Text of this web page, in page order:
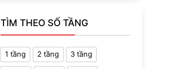
TÌM THEO SỐ TẦNG
1 tầng 2 tầng 3 tầng